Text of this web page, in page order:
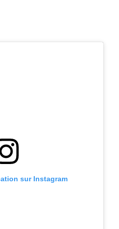
sur Instagram